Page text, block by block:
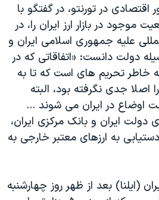
نوبل صلح
«سی‌پک»
در تورنتو، در گفتگو با
موجود در بازار ارز ایران را، در
علیه جمهوری اسلامی ایران و
دولت دانست: «اتفاقاتی که در
به خاطر تحریم های است که تا به
اصلا جدی نگرفته بود، البته
اوضاع در ایران می شوند ...
دولت ایران و بانک مرکزی ایران،
به ارزهای معتبر خارجی به
(ایلنا) بعد از ظهر روز چهارشنبه